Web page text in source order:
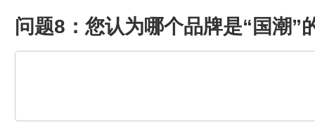
问题8：您认为哪个品牌是“国潮”